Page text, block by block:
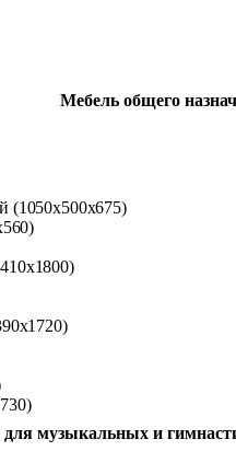
Мебель общего
(1050x500x675)
для музыкальных и